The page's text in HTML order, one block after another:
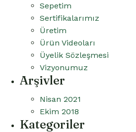
Sepetim
Sertifikalarımız
Üretim
Ürün Videoları
Üyelik Sözleşmesi
Vizyonumuz
Arşivler
Nisan 2021
Ekim 2018
Kategoriler